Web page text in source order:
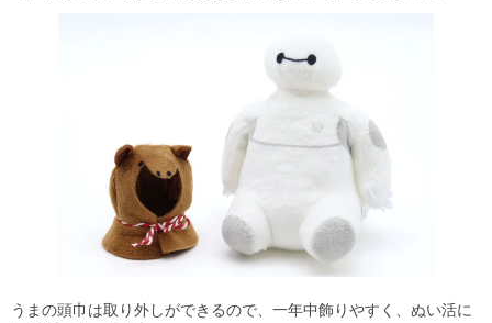
うまの頭巾は取り外しができるので、一年中飾りやすく、ぬい活に